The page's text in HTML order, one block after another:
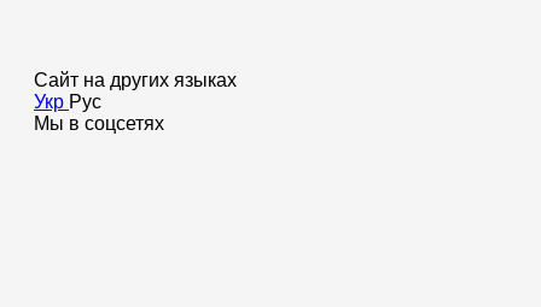
Сайт на других языках
Укр Рус
Мы в соцсетях